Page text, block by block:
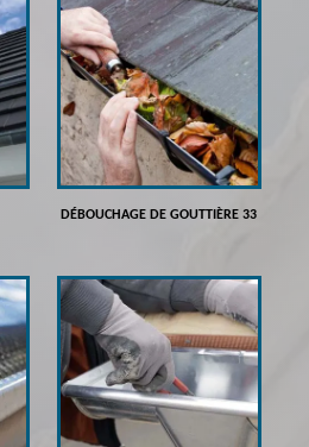
DÉBOUCHAGE DE GOUTTIÈRE 33